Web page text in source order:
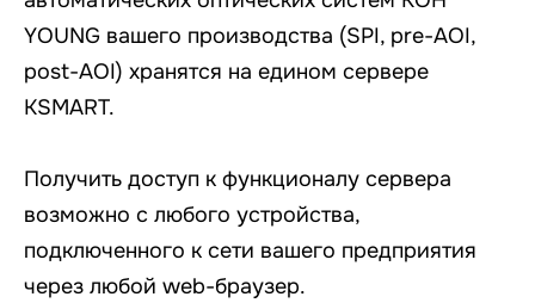
YOUNG вашего производства (SPI, pre-AOI,
post-AOI) хранятся на едином сервере
KSMART.
Получить доступ к функционалу сервера
возможно с любого устройства,
подключенного к сети вашего предприятия
через любой web-браузер.